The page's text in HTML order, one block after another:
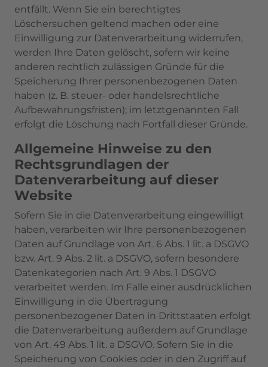
entfällt. Wenn Sie ein berechtigtes
Löschersuchen geltend machen oder eine
Einwilligung zur Datenverarbeitung widerrufen,
werden Ihre Daten gelöscht, sofern wir keine
anderen rechtlich zulässigen Gründe für die
Speicherung Ihrer personenbezogenen Daten
haben (z. B. steuer- oder handelsrechtliche
Aufbewahrungsfristen); im letztgenannten Fall
erfolgt die Löschung nach Fortfall dieser Gründe.
Allgemeine Hinweise zu den
Rechtsgrundlagen der
Datenverarbeitung auf dieser
Website
Sofern Sie in die Datenverarbeitung eingewilligt
haben, verarbeiten wir Ihre personenbezogenen
Daten auf Grundlage von Art. 6 Abs. 1 lit. a DSGVO
bzw. Art. 9 Abs. 2 lit. a DSGVO, sofern besondere
Datenkategorien nach Art. 9 Abs. 1 DSGVO
verarbeitet werden. Im Falle einer ausdrücklichen
Einwilligung in die Übertragung
personenbezogener Daten in Drittstaaten erfolgt
die Datenverarbeitung außerdem auf Grundlage
von Art. 49 Abs. 1 lit. a DSGVO. Sofern Sie in die
Speicherung von Cookies oder in den Zugriff auf